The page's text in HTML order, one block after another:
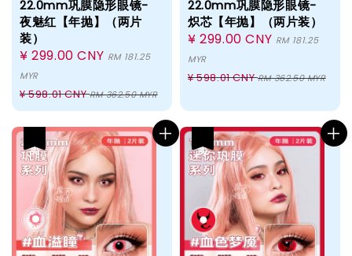
22.0mm巩膜隐形眼镜-
夜魅红【年抛】（两片
装）
Sale
price
¥ 299.00 CNY RM 181.25
MYR
Regular
price
¥ 598.01 CNYRM 362.50 MYR
22.0mm巩膜隐形眼镜-
炽芯【年抛】（两片装）
Sale
price
¥ 299.00 CNY RM 181.25
MYR
Regular
¥ 598.01 CNYRM 362.50 MYR